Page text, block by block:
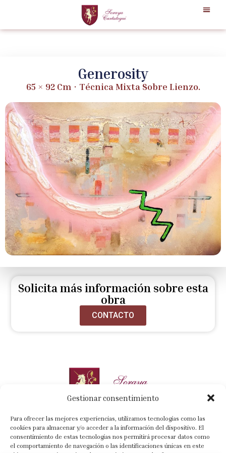
Gestionar consentimiento
Para ofrecer las mejores experiencias, utilizamos tecnologías como las
cookies para almacenar y/o acceder a la información del dispositivo. El
consentimiento de estas tecnologías nos permitirá procesar datos como
el comportamiento de navegación o las identificaciones únicas en este
Generosity
65 × 92 Cm · Técnica Mixta Sobre Lienzo.
Solicita más información sobre esta
obra
CONTACTO
+34 630 022 318